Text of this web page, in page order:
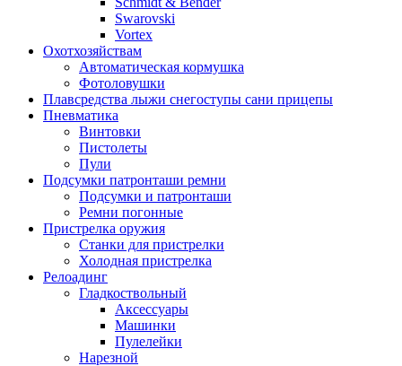
Swarovski
Vortex
Охотхозяйствам
Автоматическая кормушка
Фотоловушки
Плавсредства лыжи снегоступы сани прицепы
Пневматика
Винтовки
Пистолеты
Пули
Подсумки патронташи ремни
Подсумки и патронташи
Ремни погонные
Пристрелка оружия
Станки для пристрелки
Холодная пристрелка
Релоадинг
Гладкоствольный
Аксессуары
Машинки
Пулелейки
Нарезной